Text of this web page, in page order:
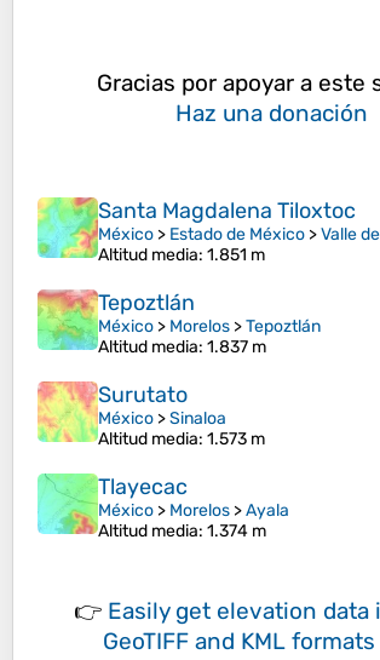
Gracias por apoyar a
Haz una donación
Santa Magdalena Tiloxtoc
México > Estado de México >Valle
Altitud media: 1.851 m
Tepoztlán
México > Morelos >Tepoztlán
Altitud media: 1.837 m
Surutato
México >Sinaloa
Altitud media: 1.573 m
Tlayecac
México > Morelos >Ayala
Altitud media: 1.374 m
👉 Easily get elevation data
GeoTIFF and KML formats